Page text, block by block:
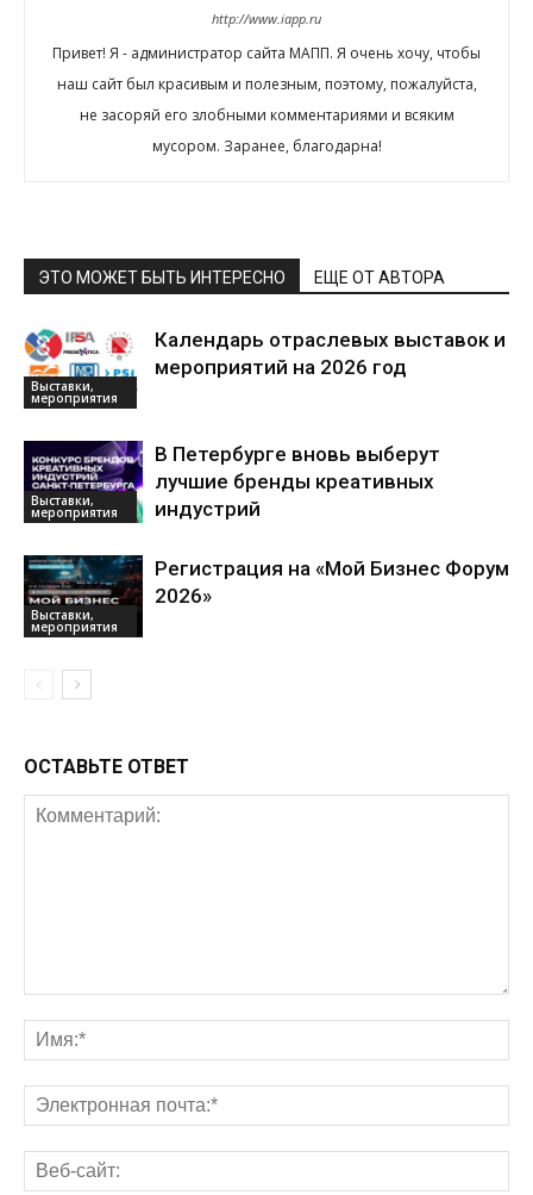
http://www.iapp.ru
Привет! Я - администратор сайта МАПП. Я очень хочу, чтобы
наш сайт был красивым и полезным, поэтому, пожалуйста,
не засоряй его злобными комментариями и всяким
мусором. Заранее, благодарна!
ЭТО МОЖЕТ БЫТЬ ИНТЕРЕСНО ЕЩЕ ОТ АВТОРА
Выставки,
мероприятия
Календарь отраслевых выставок и
мероприятий на 2026 год
Выставки,
мероприятия
В Петербурге вновь выберут
лучшие бренды креативных
индустрий
Выставки,
мероприятия
Регистрация на «Мой Бизнес Форум
2026»
ОСТАВЬТЕ ОТВЕТ